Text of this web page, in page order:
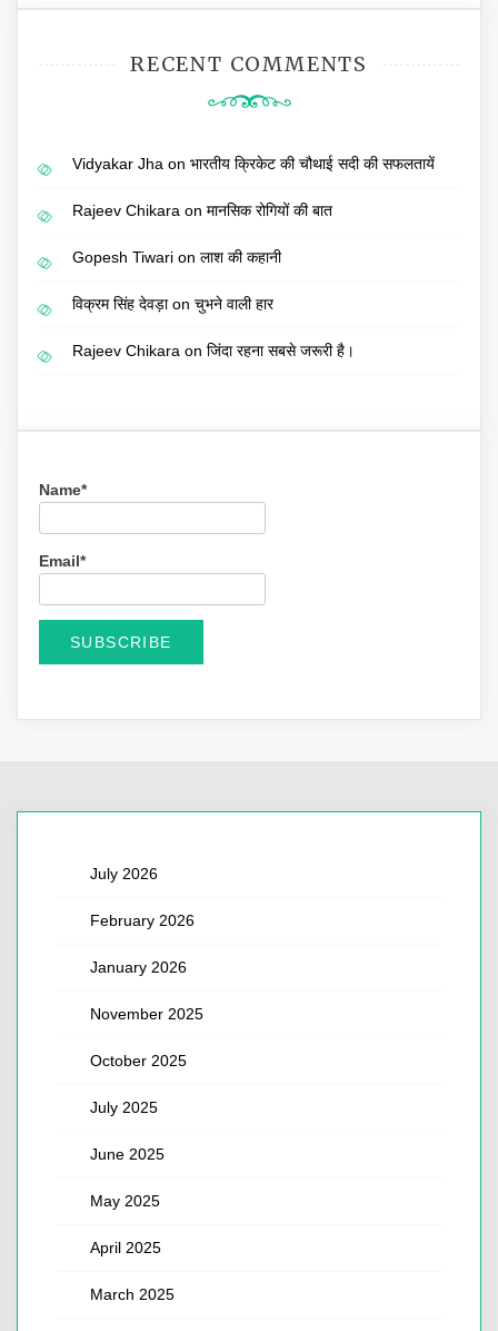
RECENT COMMENTS
Vidyakar Jha on भारतीय क्रिकेट की चौथाई सदी की सफलतायें
Rajeev Chikara on मानसिक रोगियों की बात
Gopesh Tiwari on लाश की कहानी
विक्रम सिंह देवड़ाon चुभने वाली हार
Rajeev Chikara on जिंदा रहना सबसे जरूरी है।
Name*
Email*
July 2026
February 2026
January 2026
November 2025
October 2025
July 2025
June 2025
May 2025
April 2025
March 2025